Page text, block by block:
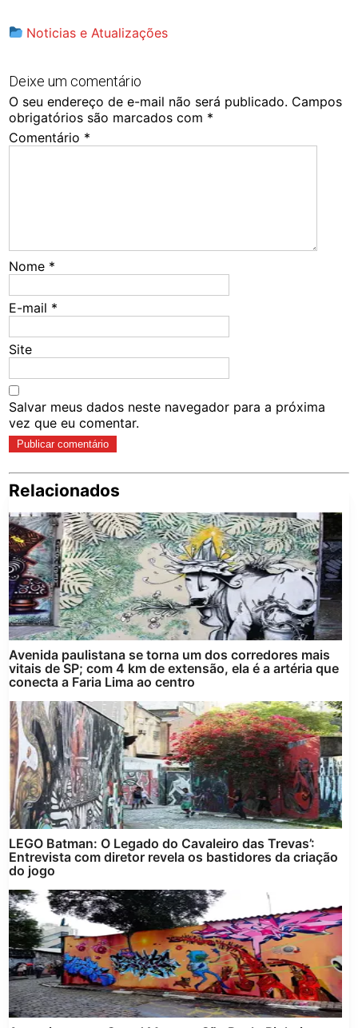
Noticias e Atualizações
Deixe um comentário
O seu endereço de e-mail não será publicado. Campos
obrigatórios são marcados com *
Comentário *
Nome *
E-mail *
Site
Salvar meus dados neste navegador para a próxima
vez que eu comentar.
Relacionados
Avenida paulistana se torna um dos corredores mais
vitais de SP; com 4 km de extensão, ela é a artéria que
conecta a Faria Lima ao centro
LEGO Batman: O Legado do Cavaleiro das Trevas’:
Entrevista com diretor revela os bastidores da criação
do jogo